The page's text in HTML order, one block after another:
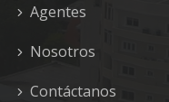
Agentes
Nosotros
Contáctanos